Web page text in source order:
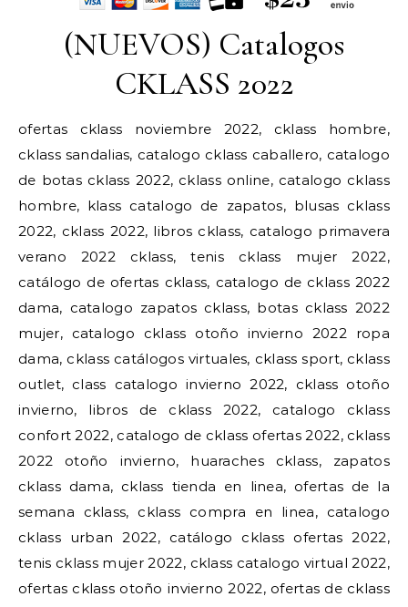
(NUEVOS) Catalogos
CKLASS 2022
ofertas cklass noviembre 2022, cklass hombre,
cklass sandalias, catalogo cklass caballero, catalogo
de botas cklass 2022, cklass online, catalogo cklass
hombre, klass catalogo de zapatos, blusas cklass
2022, cklass 2022, libros cklass, catalogo primavera
verano 2022 cklass, tenis cklass mujer 2022,
catálogo de ofertas cklass, catalogo de cklass 2022
dama, catalogo zapatos cklass, botas cklass 2022
mujer, catalogo cklass otoño invierno 2022 ropa
dama, cklass catálogos virtuales, cklass sport, cklass
outlet, class catalogo invierno 2022, cklass otoño
invierno, libros de cklass 2022, catalogo cklass
confort 2022, catalogo de cklass ofertas 2022, cklass
2022 otoño invierno, huaraches cklass, zapatos
cklass dama, cklass tienda en linea, ofertas de la
semana cklass, cklass compra en linea, catalogo
cklass urban 2022, catálogo cklass ofertas 2022,
tenis cklass mujer 2022, cklass catalogo virtual 2022,
ofertas cklass otoño invierno 2022, ofertas de cklass